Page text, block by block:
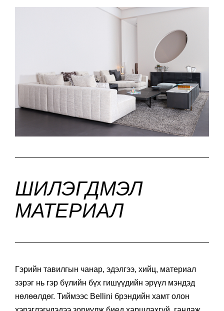
ШИЛЭГДМЭЛ
МАТЕРИАЛ
Гэрийн тавилгын чанар, эдэлгээ, хийц, материал
зэрэг нь гэр бүлийн бүх гишүүдийн эрүүл мэндэд
нөлөөлдөг. Тиймээс Bellini брэндийн хамт олон